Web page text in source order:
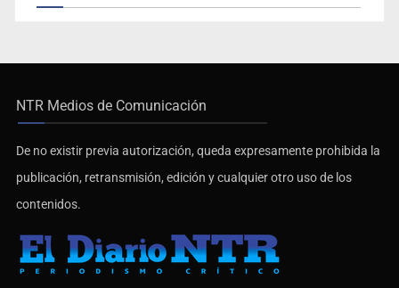
NTR Medios de Comunicación
De no existir previa autorización, queda expresamente prohibida la
publicación, retransmisión, edición y cualquier otro uso de los
contenidos.